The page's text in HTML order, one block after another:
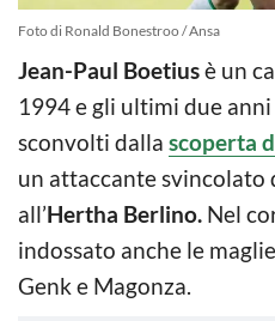
Foto di Ronald Bonestroo / Ansa
Jean-Paul Boetiusè un
1994 e gli ultimi due
sconvolti dalla scoperta
un attaccante svincolato
all’Hertha Berlino. Nel
indossato anche le
Genk e Magonza.